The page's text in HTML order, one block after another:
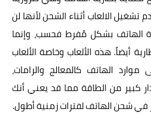
تشغيل الالعاب أثناء الشحن لأنها لن
الهاتف بشكل مُفرط فحسب، وإنما
أيضاً. هذه الألعاب وخاصة الألعاب
الهاتف كالمعالج والرامات،
كبير من الطاقة مما قد يعني أنك
شحن الهاتف لفترات زمنية أطول.